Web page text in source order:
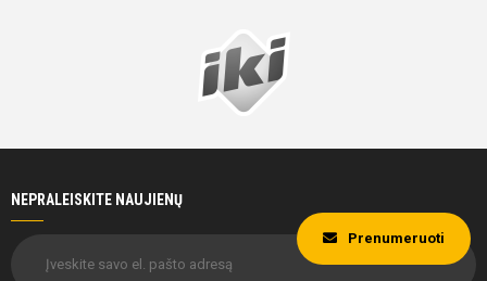
NEPRALEISKITE NAUJIENŲ
Prenumeruoti